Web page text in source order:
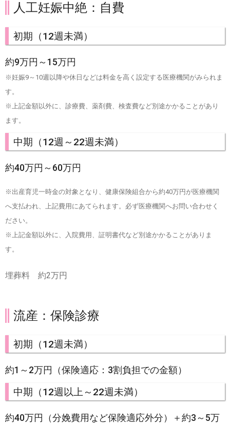
人工妊娠中絶：自費
初期（12週未満）
約9万円～15万円
※妊娠9～10週以降や休日などは料金を高く設定する医療機関がみられま
す。
※上記金額以外に、診療費、薬剤費、検査費など別途かかることがあり
ます。
中期（12週～22週未満）
約40万円～60万円
※出産育児一時金の対象となり、健康保険組合から約40万円が医療機関
へ支払われ、上記費用にあてられます。必ず医療機関へお問い合わせく
ださい。
※上記金額以外に、入院費用、証明書代など別途かかることがありま
す。
埋葬料 約2万円
流産：保険診療
初期（12週未満）
約1～2万円（保険適応：3割負担での金額）
中期（12週以上～22週未満）
約40万円（分娩費用など保険適応外分）＋約3～5万